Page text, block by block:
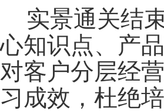
实景通关结
心知识点、产
对客户分层经
习成效，杜绝